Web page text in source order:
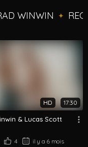
WINWIN ✦
HD 17:30
& Lucas Scott
4 il y a 6 mois